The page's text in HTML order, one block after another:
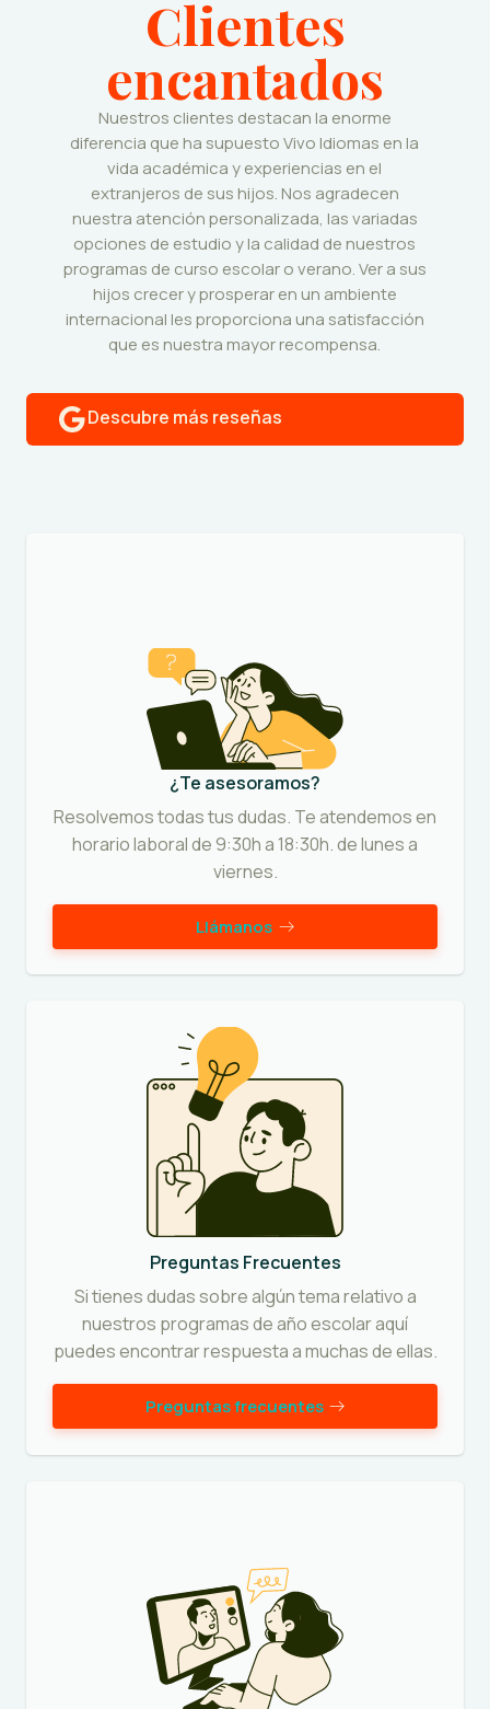
Clientes
encantados
Nuestros clientes destacan la enorme
diferencia que ha supuesto Vivo Idiomas en la
vida académica y experiencias en el
extranjeros de sus hijos. Nos agradecen
nuestra atención personalizada, las variadas
opciones de estudio y la calidad de nuestros
programas de curso escolar o verano. Ver a sus
hijos crecer y prosperar en un ambiente
internacional les proporciona una satisfacción
que es nuestra mayor recompensa.
Descubre más reseñas
¿Te asesoramos?
Resolvemos todas tus dudas. Te atendemos en
horario laboral de 9:30h a 18:30h. de lunes a
viernes.
Llámanos
Preguntas Frecuentes
Si tienes dudas sobre algún tema relativo a
nuestros programas de año escolar aquí
puedes encontrar respuesta a muchas de ellas.
Preguntas frecuentes